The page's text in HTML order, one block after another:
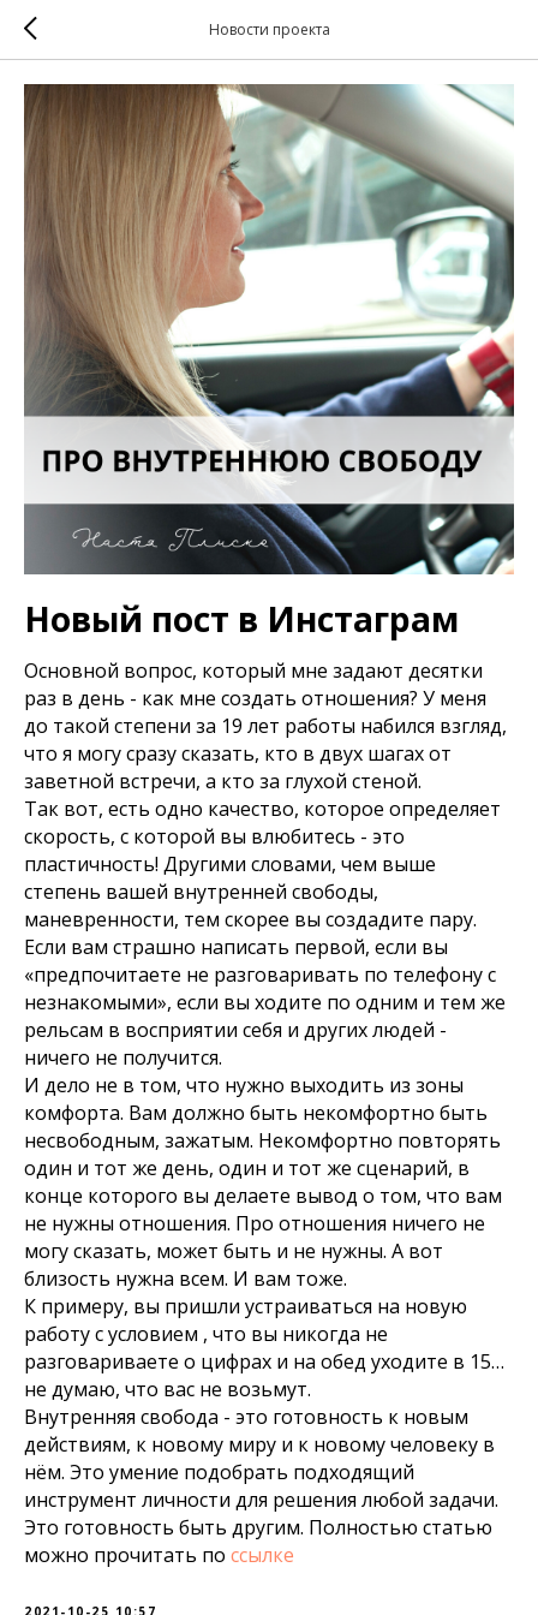
Новости проекта
Новый пост в Инстаграм
Основной вопрос, который мне задают десятки
раз в день - как мне создать отношения? У меня
до такой степени за 19 лет работы набился взгляд,
что я могу сразу сказать, кто в двух шагах от
заветной встречи, а кто за глухой стеной.
Так вот, есть одно качество, которое определяет
скорость, с которой вы влюбитесь - это
пластичность! Другими словами, чем выше
степень вашей внутренней свободы,
маневренности, тем скорее вы создадите пару.
Если вам страшно написать первой, если вы
«предпочитаете не разговаривать по телефону с
незнакомыми», если вы ходите по одним и тем же
рельсам в восприятии себя и других людей -
ничего не получится.
И дело не в том, что нужно выходить из зоны
комфорта. Вам должно быть некомфортно быть
несвободным, зажатым. Некомфортно повторять
один и тот же день, один и тот же сценарий, в
конце которого вы делаете вывод о том, что вам
не нужны отношения. Про отношения ничего не
могу сказать, может быть и не нужны. А вот
близость нужна всем. И вам тоже.
К примеру, вы пришли устраиваться на новую
работу с условием , что вы никогда не
разговариваете о цифрах и на обед уходите в 15…
не думаю, что вас не возьмут.
Внутренняя свобода - это готовность к новым
действиям, к новому миру и к новому человеку в
нём. Это умение подобрать подходящий
инструмент личности для решения любой задачи.
Это готовность быть другим. Полностью статью
можно прочитать по ссылке
2021-10-25 10:57